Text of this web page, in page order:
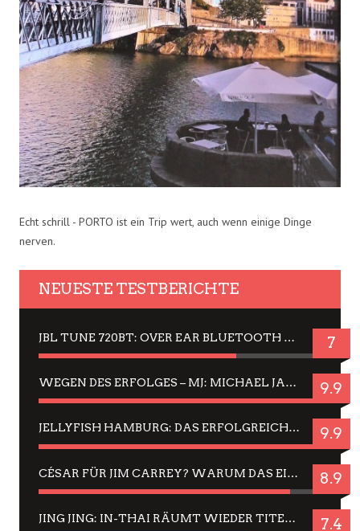
Echt schrill - PORTO ist ein Trip wert, auch wenn einige Dinge
nerven.
NEUESTE TESTBERICHTE
JBL TUNE 720BT: OVER EAR BLUETOOTH KOPFHÖRER UM DIE 50,-€ IM DAUER-TEST 7
WEGEN DES ERFOLGES – MJ: MICHAEL JACKSON MUSICAL IN EINER MATINEE SEHEN 9.9
JELLYFISH HAMBURG: DAS ERFOLGREICHE SOMMER-MENÜ 2025 IN GEFÜHLEN UND BILDERN 9.9
CÉSAR FÜR JIM CARREY? WARUM DAS EINER DER NERVIGSTEN ACTORS IST UND BLEIBT 8.9
JING JING: IN-THAI RÄUMT WIEDER TITEL AB – EIN ZWEI-STUNDEN-ERLEBNISBERICHT 7.4